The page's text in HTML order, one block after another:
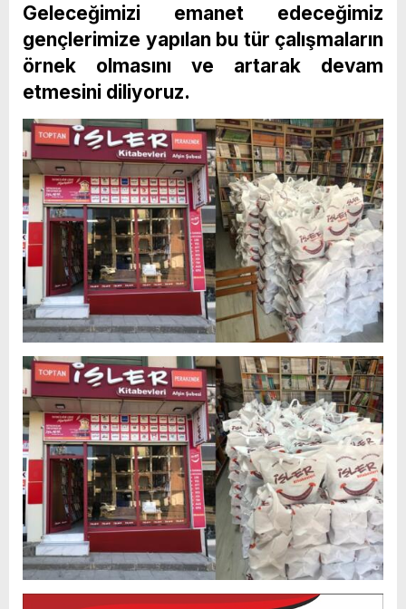
Geleceğimizi emanet edeceğimiz
gençlerimize yapılan bu tür çalışmaların
örnek olmasını ve artarak devam
etmesini diliyoruz.